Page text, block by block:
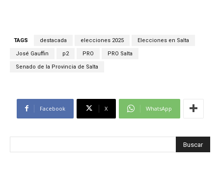
TAGS destacada elecciones 2025 Elecciones en Salta
José Gauffin p2 PRO PRO Salta
Senado de la Provincia de Salta
Facebook X WhatsApp